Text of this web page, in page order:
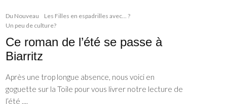
Du Nouveau
Les Filles en espadrilles avec... ?
Un peu de culture?
Ce roman de l’été se passe à
Biarritz
Après une trop longue absence, nous voici en
goguette sur la Toile pour vous livrer notre lecture de
l’été ,...